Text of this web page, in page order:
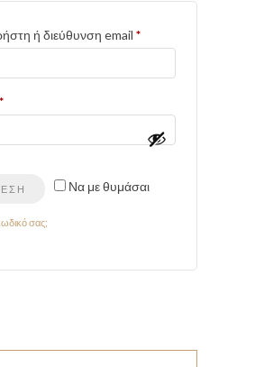
ή διεύθυνση email *Απαιτείται
*Απαιτείται
Να με θυμάσαι
σας;